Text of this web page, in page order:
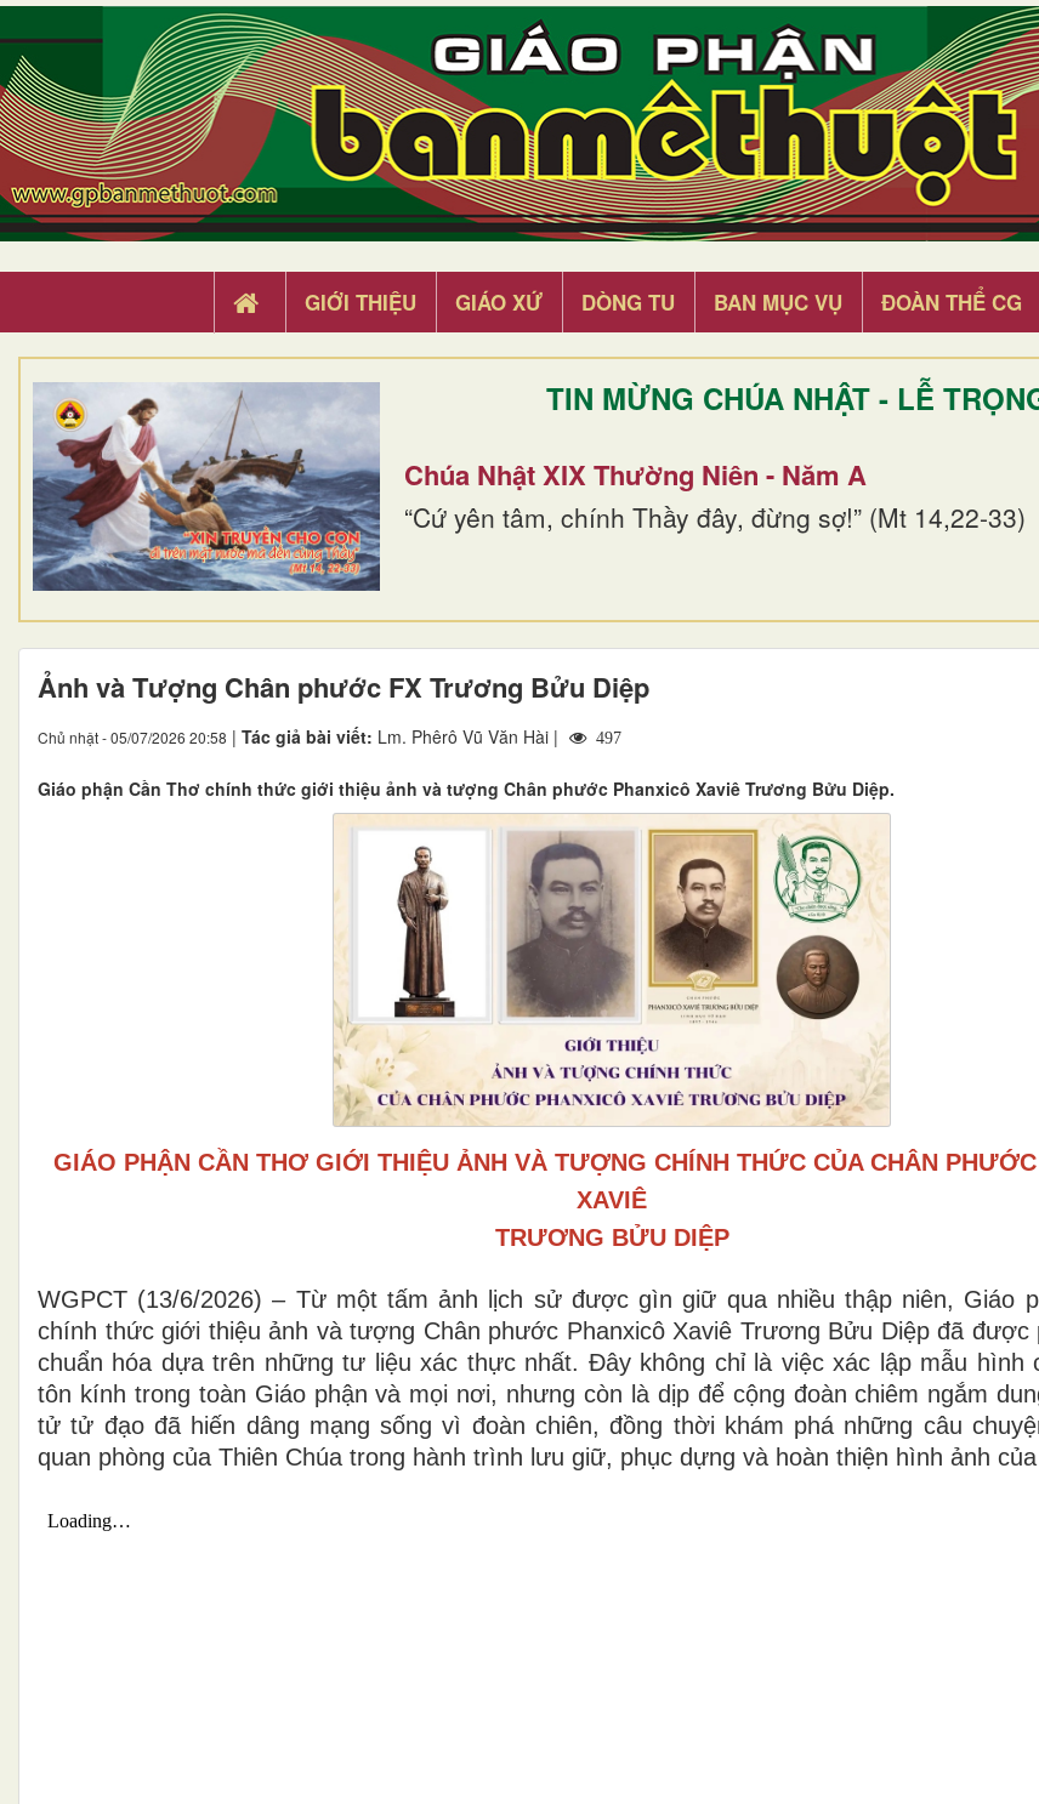
GIỚI THIỆU GIÁO XỨ DÒNG TU BAN MỤC VỤ ĐOÀN THỂ CG
TIN MỪNG CHÚA NHẬT - LỄ
Chúa Nhật XIX Thường Niên - Năm A
“Cứ yên tâm, chính Thầy đây, đừng sợ!” (Mt 14,22-33)
Ảnh và Tượng Chân phước FX Trương Bửu Diệp
Chủ nhật - 05/07/2026 20:58 | Tác giả bài viết: Lm. Phêrô Vũ Văn Hài | 497
Giáo phận Cần Thơ chính thức giới thiệu ảnh và tượng Chân phước Phanxicô Xaviê Trương Bửu Diệp.
GIÁO PHẬN CẦN THƠ GIỚI THIỆU ẢNH VÀ TƯỢNG CHÍNH THỨC CỦA CHÂN
XAVIÊ
TRƯƠNG BỬU DIỆP
WGPCT (13/6/2026) – Từ một tấm ảnh lịch sử được gìn giữ qua nhiều thập niên, Giáo
chính thức giới thiệu ảnh và tượng Chân phước Phanxicô Xaviê Trương Bửu Diệp đã được
chuẩn hóa dựa trên những tư liệu xác thực nhất. Đây không chỉ là việc xác lập mẫu hình
tôn kính trong toàn Giáo phận và mọi nơi, nhưng còn là dịp để cộng đoàn chiêm ngắm
tử tử đạo đã hiến dâng mạng sống vì đoàn chiên, đồng thời khám phá những câu
quan phòng của Thiên Chúa trong hành trình lưu giữ, phục dựng và hoàn thiện hình ảnh